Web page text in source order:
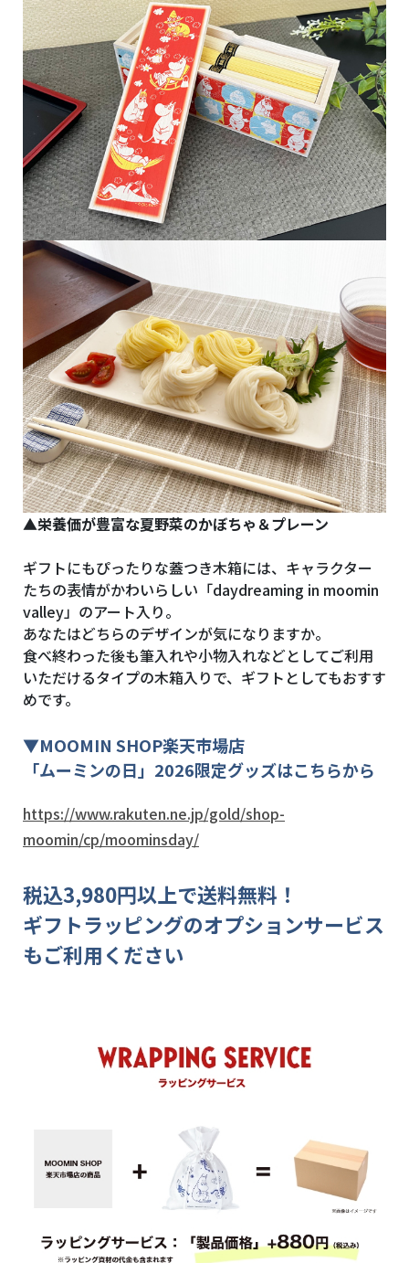
▲栄養価が豊富な夏野菜のかぼちゃ＆プレーン
ギフトにもぴったりな蓋つき木箱には、キャラクター
たちの表情がかわいらしい「daydreaming in moomin
valley」のアート入り。
あなたはどちらのデザインが気になりますか。
食べ終わった後も筆入れや小物入れなどとしてご利用
いただけるタイプの木箱入りで、ギフトとしてもおすす
めです。
▼MOOMIN SHOP楽天市場店
「ムーミンの日」2026限定グッズはこちらから
https://www.rakuten.ne.jp/gold/shop-
moomin/cp/moominsday/
税込3,980円以上で送料無料！
ギフトラッピングのオプションサービス
もご利用ください